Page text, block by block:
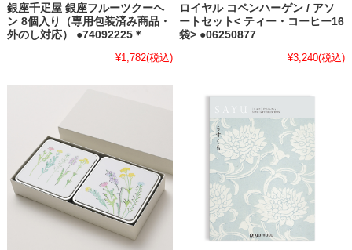
銀座千疋屋 銀座フルーツクーヘ
ン 8個入り（専用包装済み商品・
外のし対応） ●74092225＊
¥1,782(税込)
ロイヤル コペンハーゲン / アソ
ートセット< ティー・コーヒー16
袋> ●06250877
¥3,240(税込)